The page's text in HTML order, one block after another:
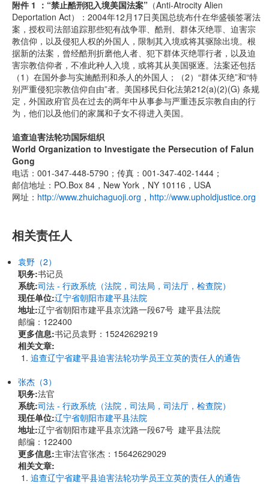
附件 1 ：“禁止酷刑犯入境美国法案” （Anti-Atrocity Alien
Deportation Act）：2004年12月17日美国总统布什在华盛顿签署法
案，授权司法部追踪那些犯有战争罪、酷刑、群体灭绝罪、迫害宗
教信仰，以及侵犯人权的外国人，限制其入境或将其驱除出境。根
据新的法案，曾经酷刑折磨他人者、犯下群体灭绝罪行者，以及迫
害宗教信仰者，不准此种人入境，或将其从美国驱逐。法案还包括
（1）在国外参与实施酷刑和杀人的外国人；（2）“群体灭绝”和“特
别严重侵犯宗教信仰自由”者。美国移民归化法第212(a)(2)(G) 条规
定，外国政府官员在过去的两年中从事参与严重违反宗教自由的行
为，他们以及他们的家属和子女不得进入美国。
追查迫害法轮功国际组织
World Organization to Investigate the Persecution of Falun
Gong
电话：001-347-448-5790；传真：001-347-402-1444；
邮信地址：PO.Box 84，New York，NY 10116，USA
网址： http://www.zhuichaguoji.org ， http://www.upholdjustice.org
相关责任人
袁野（2）
职务:书记员
系统:司法 - 行政系统（法院，司法局，司法厅，检查院）
现任单位:辽宁省朝阳市建平县法院
地址:辽宁省朝阳市建平县京沈路一段67号 建平县法院
邮编：122400
更多信息:书记员袁野：15242629219
相关文章:
追查辽宁省建平县迫害法轮功学员王立英的责任人的通告
张杰（3）
职务:法官
系统:司法 - 行政系统（法院，司法局，司法厅，检查院）
现任单位:辽宁省朝阳市建平县法院
地址:辽宁省朝阳市建平县京沈路一段67号 建平县法院
邮编：122400
更多信息:主审法官张杰：15642629029
相关文章:
追查辽宁省建平县迫害法轮功学员王立英的责任人的通告